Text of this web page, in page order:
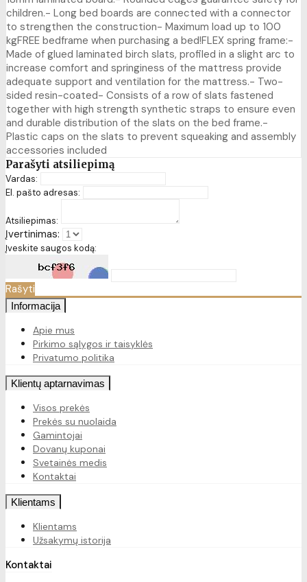
children.- Long bed boards are connected with a connector
to strengthen the construction- Maximum load up to 100
kgFREE bedframe when purchasing a bed!FLEX spring frame:-
Made of glued laminated birch slats, profiled in a slight arc to
increase comfort and springiness of the mattress provide
adequate support and ventilation for the mattress.- Two-
sided resin-coated- Consists of a row of slats fastened
together with high strength synthetic straps to ensure even
and durable distribution of the slats on the bed frame.-
Plastic caps on the slats to prevent squeaking and assembly
accessories included
Parašyti atsiliepimą
Vardas:
El. pašto adresas:
Atsiliepimas:
Įvertinimas:
Įveskite saugos kodą:
Rašyti
Informacija
Apie mus
Pirkimo sąlygos ir taisyklės
Privatumo politika
Klientų aptarnavimas
Visos prekės
Prekės su nuolaida
Gamintojai
Dovanų kuponai
Svetainės medis
Kontaktai
Klientams
Klientams
Užsakymų istorija
Kontaktai